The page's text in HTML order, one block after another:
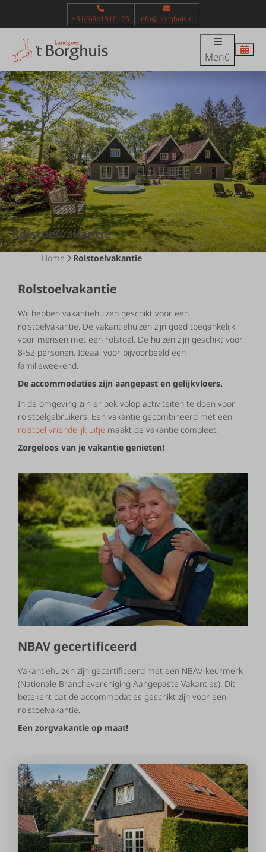
+31(0)541510125 info@borghuis.nl
Menü
Rolstoelvakantie
Home Rolstoelvakantie
Rolstoelvakantie
Wij hebben vakantiehuizen geschikt voor een
rolstoelvakantie. De vakantiehuizen zijn goed toegankelijk
voor mensen met een rolstoel. De huizen zijn geschikt voor
8-52 personen. Ideaal voor bijvoorbeeld een
familieweekend.
De accommodaties zijn aangepast en gelijkvloers.
In de omgeving zijn er ook volop activiteiten te doen voor
rolstoelgebruikers. Een vakantie gecombineerd met een
rolstoel vriendelijk uitje maakt de vakantie compleet.
Zorgeloos van je vakantie genieten!
NBAV gecertificeerd
Vakantiehuizen zijn gecertificeerd met een NBAV-keurmerk
(Nationale Branchevereniging Aangepaste Vakanties). Dit
betekent dat de accommodaties geschikt zijn voor een
rolstoelvakantie.
Een zorgvakantie op maat!